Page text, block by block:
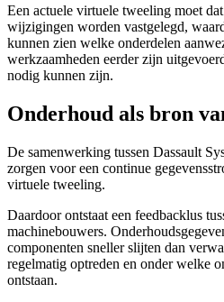
Een actuele virtuele tweeling moet
wijzigingen worden vastgelegd,
kunnen zien welke onderdelen
werkzaamheden eerder zijn
nodig kunnen zijn.
Onderhoud als bron
De samenwerking tussen Dassault
zorgen voor een continue
virtuele tweeling.
Daardoor ontstaat een feedbacklus
machinebouwers.
componenten sneller slijten dan
regelmatig optreden en onder welke
ontstaan.